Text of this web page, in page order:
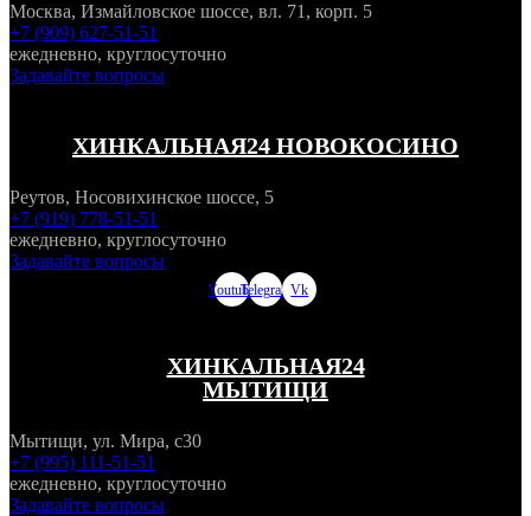
Москва, Измайловское шоссе, вл. 71, корп. 5
+7 (909) 627-51-51
ежедневно, круглосуточно
Задавайте вопросы
ХИНКАЛЬНАЯ24 НОВОКОСИНО
Реутов, Носовихинское шоссе, 5
+7 (919) 778-51-51
ежедневно, круглосуточно
Задавайте вопросы
YoutubeTelegramVk
ХИНКАЛЬНАЯ24
МЫТИЩИ
Мытищи, ул. Мира, с30
+7 (995) 111-51-51
ежедневно, круглосуточно
Задавайте вопросы